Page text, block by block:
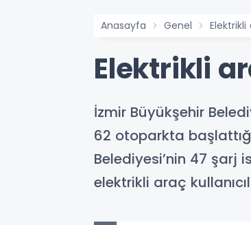
Anasayfa Genel
Elektrikli
İzmir Büyükşehir
62 otoparkta
Belediyesi’nin 47 şarj
elektrikli araç